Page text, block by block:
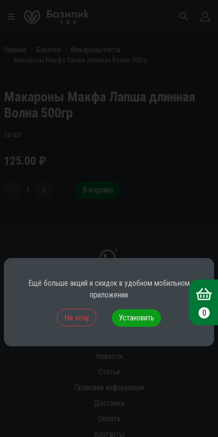
Главная Бакалея
Макароны/паста
Макароны Макфа Лапша длинная Волна 500гр
Макароны Макфа Лапша длинная
Волна 500гр
за шт
125.00 ₽
- 1 + В корзину
*
* принадлежит компании Meta (признана экстремистской на территории
Новости
Статьи
Правовая информация
Доставка
Оплата
Контакты
0
Ещё больше акций и скидок в удобном мобильном
приложении
Не хочу Установить